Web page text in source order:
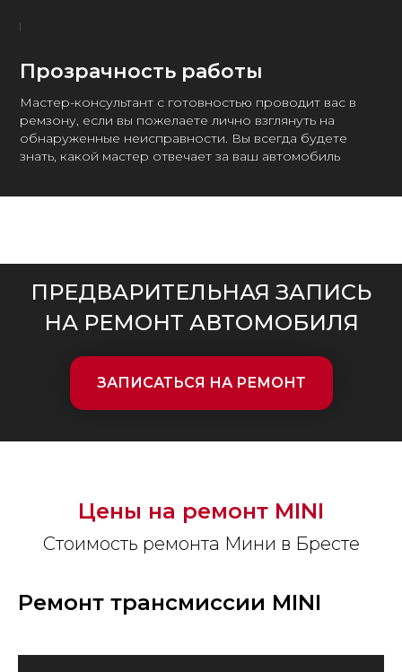
Прозрачность работы
Мастер-консультант с готовностью проводит вас в
ремзону, если вы пожелаете лично взглянуть на
обнаруженные неисправности. Вы всегда будете
знать, какой мастер отвечает за ваш автомобиль
ПРЕДВАРИТЕЛЬНАЯ ЗАПИСЬ
НА РЕМОНТ АВТОМОБИЛЯ
ЗАПИСАТЬСЯ НА РЕМОНТ
Цены на ремонт MINI
Стоимость ремонта Мини в Бресте
Ремонт трансмиссии MINI